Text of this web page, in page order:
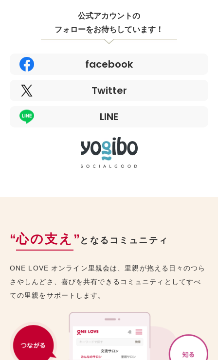
公式アカウントの
フォローをお待ちしています！
facebook
Twitter
LINE
“心の支え ” となるコミュニティ
ONE LOVE オンライン里親会は、里親が抱える日々のつら
さやしんどさ、喜びを共有できるコミュニティとしてすべ
ての里親をサポートします。